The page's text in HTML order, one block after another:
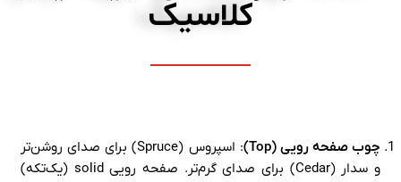
کلاسیک
چوب صفحه رویی (Top)
: اسپروس (Spruce) برای صدای روشن‌تر
و سدار (Cedar) برای صدای گرم‌تر. صفحه رویی solid (یک‌تکه)